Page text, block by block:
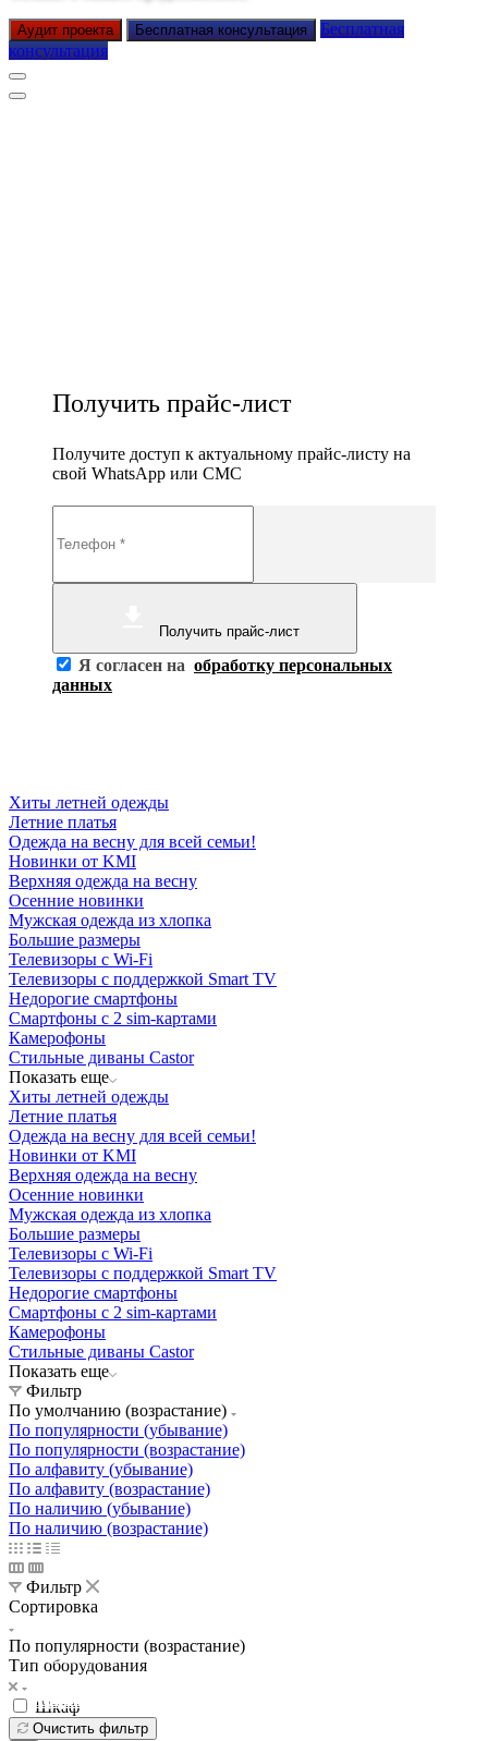
Аудит проекта Бесплатная консультация
Бесплатная
консультация
Получить прайс-лист
Получите доступ к актуальному прайс-листу на
свой WhatsApp или СМС
Получить прайс-лист
Я согласен на обработку персональных
данных
Хиты летней одежды
Летние платья
Одежда на весну для всей семьи!
Новинки от KMI
Верхняя одежда на весну
Осенние новинки
Мужская одежда из хлопка
Большие размеры
Телевизоры с Wi-Fi
Телевизоры с поддержкой Smart TV
Недорогие смартфоны
Смартфоны с 2 sim-картами
Камерофоны
Стильные диваны Castor
Показать еще
Хиты летней одежды
Летние платья
Одежда на весну для всей семьи!
Новинки от KMI
Верхняя одежда на весну
Осенние новинки
Мужская одежда из хлопка
Большие размеры
Телевизоры с Wi-Fi
Телевизоры с поддержкой Smart TV
Недорогие смартфоны
Смартфоны с 2 sim-картами
Камерофоны
Стильные диваны Castor
Показать еще
Фильтр
По умолчанию (возрастание)
По популярности (убывание)
По популярности (возрастание)
По алфавиту (убывание)
По алфавиту (возрастание)
По наличию (убывание)
По наличию (возрастание)
Фильтр
Сортировка
По популярности (возрастание)
Тип оборудования
Шкаф
Очистить фильтр
Освещение
Здания префектуры ТиНАО
Освещение
Калужский завод путевых машин и гидроприводов
Освещение
СТРОИТЕЛЬНЫЙ ГИПЕРМАРКЕТ «ЛЕРУА
МЕРЛЕН»
Освещение
Железнодорожный вокзал Арзамас-1